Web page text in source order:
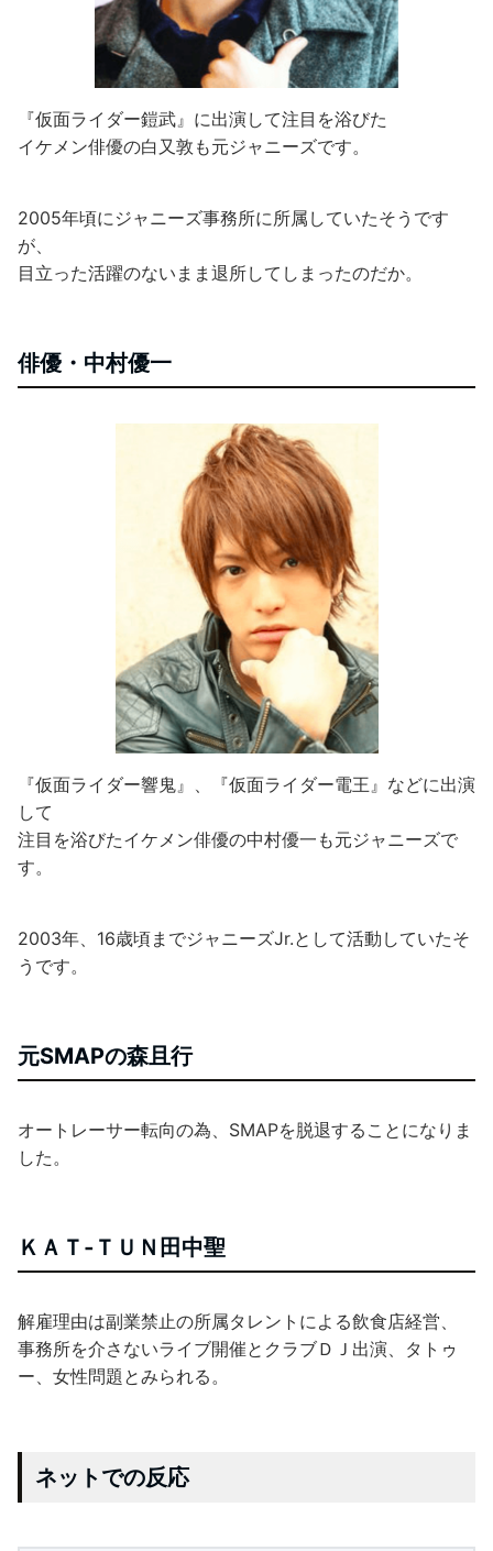
『仮面ライダー鎧武』に出演して注目を浴びた
イケメン俳優の白又敦も元ジャニーズです。
2005年頃にジャニーズ事務所に所属していたそうです
が、
目立った活躍のないまま退所してしまったのだか。
俳優・中村優一
『仮面ライダー響鬼』、『仮面ライダー電王』などに出演
して
注目を浴びたイケメン俳優の中村優一も元ジャニーズで
す。
2003年、16歳頃までジャニーズJr.として活動していたそ
うです。
元SMAPの森且行
オートレーサー転向の為、SMAPを脱退することになりま
した。
ＫＡＴ‐ＴＵＮ田中聖
解雇理由は副業禁止の所属タレントによる飲食店経営、
事務所を介さないライブ開催とクラブＤＪ出演、タトゥ
ー、女性問題とみられる。
ネットでの反応